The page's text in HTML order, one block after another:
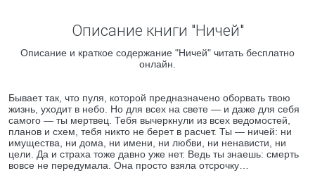
Описание книги "Ничей"
Описание и краткое содержание "Ничей" читать бесплатно
онлайн.
Бывает так, что пуля, которой предназначено оборвать твою
жизнь, уходит в небо. Но для всех на свете — и даже для себя
самого — ты мертвец. Тебя вычеркнули из всех ведомостей,
планов и схем, тебя никто не берет в расчет. Ты — ничей: ни
имущества, ни дома, ни имени, ни любви, ни ненависти, ни
цели. Да и страха тоже давно уже нет. Ведь ты знаешь: смерть
вовсе не передумала. Она просто взяла отсрочку…